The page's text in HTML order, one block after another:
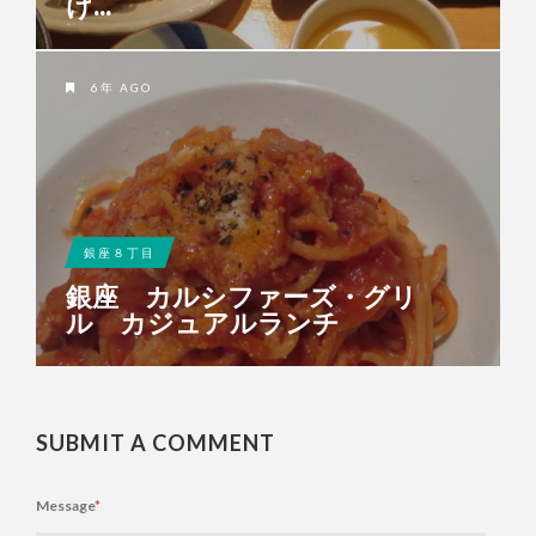
6年 AGO
銀座８丁目
銀座 カルシファーズ・グリ
ル カジュアルランチ
SUBMIT A COMMENT
Message*